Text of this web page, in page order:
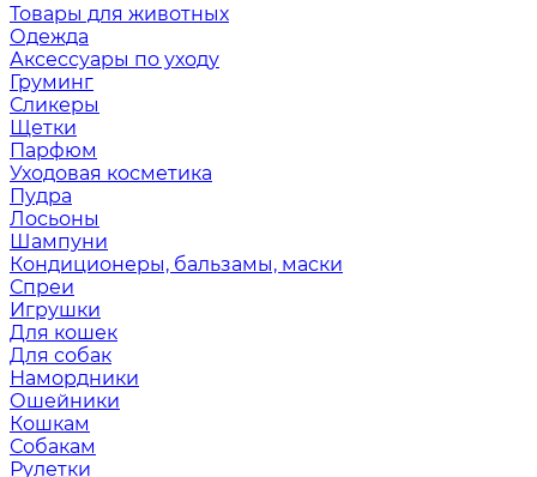
Товары для животных
Одежда
Аксессуары по уходу
Груминг
Сликеры
Щетки
Парфюм
Уходовая косметика
Пудра
Лосьоны
Шампуни
Кондиционеры, бальзамы, маски
Спреи
Игрушки
Для кошек
Для собак
Намордники
Ошейники
Кошкам
Собакам
Рулетки